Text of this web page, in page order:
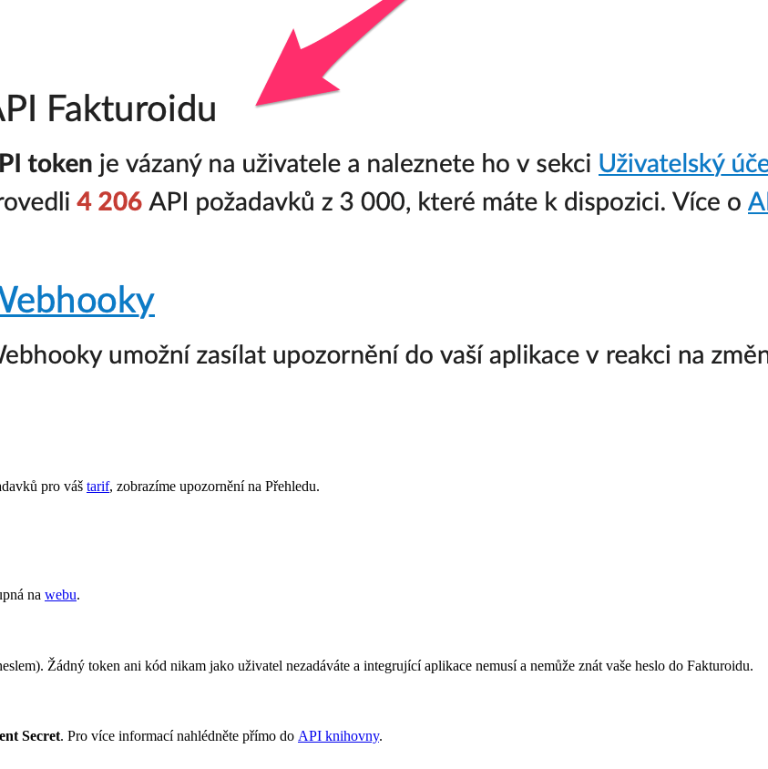
pro váš tarif, zobrazíme upozornění na Přehledu.
na webu.
Žádný token ani kód nikam jako uživatel nezadáváte a integrující aplikace nemusí a nemůže znát vaše heslo do Fakturoidu.
Secret. Pro více informací nahlédněte přímo do API knihovny.